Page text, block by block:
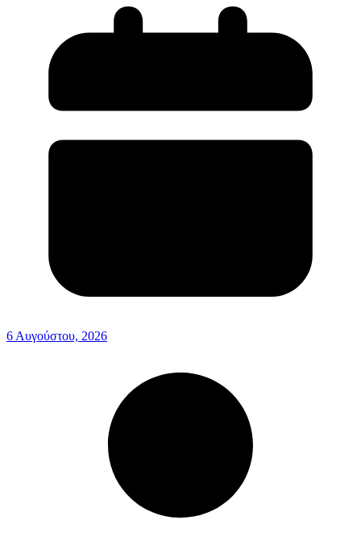
6 Αυγούστου, 2026